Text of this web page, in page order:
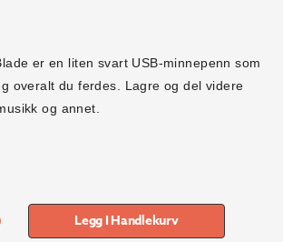
er en liten svart USB-minnepenn som
overalt du ferdes. Lagre og del videre
og annet.
Legg I Handlekurv